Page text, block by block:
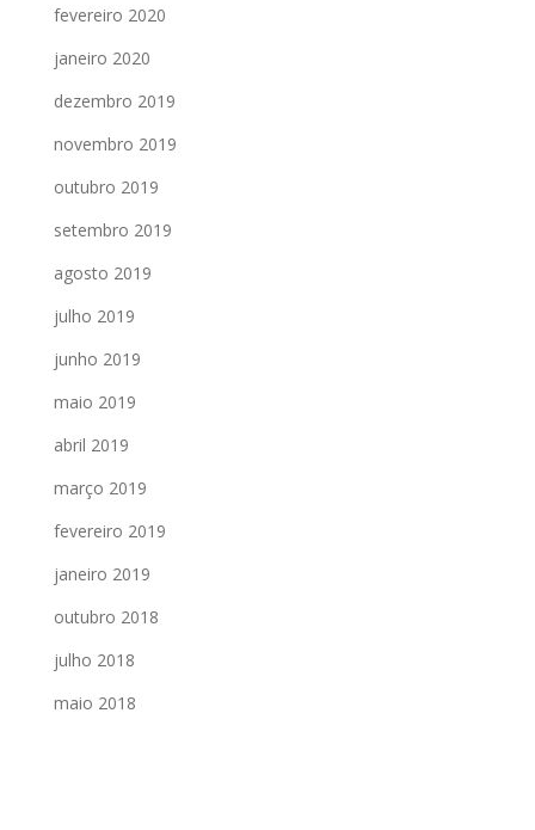
fevereiro 2020
janeiro 2020
dezembro 2019
novembro 2019
outubro 2019
setembro 2019
agosto 2019
julho 2019
junho 2019
maio 2019
abril 2019
março 2019
fevereiro 2019
janeiro 2019
outubro 2018
julho 2018
maio 2018